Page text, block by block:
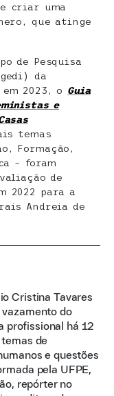
criar uma
que atinge
de Pesquisa
da
2023, o Guia
e
temas
Formação,
– foram
de
2022 para a
Andreia de
Cristina Tavares
do
profissional há 12
de
e questões
pela UFPE,
repórter no